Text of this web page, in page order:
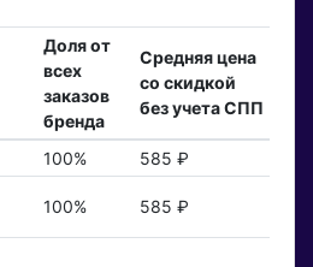
Доля от
всех
заказов
бренда
Средняя цена
со скидкой
без учета СПП
100%
585 ₽
100% 585 ₽